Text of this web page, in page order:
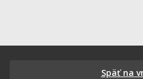
Späť na